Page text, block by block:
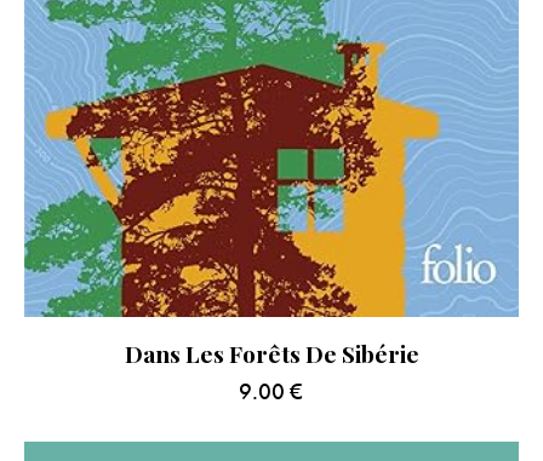
Dans Les Forêts De Sibérie
9.00 €